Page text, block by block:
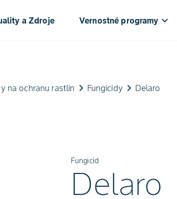
a Zdroje Vernostné programy keyboard_arrow_down
na ochranu rastlín keyboard_arrow_right Fungicídy keyboard_arrow_right Delaro
Fungicíd
Delaro